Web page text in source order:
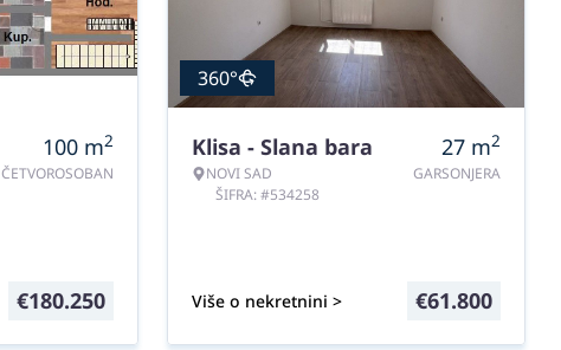
100 m2
ČETVOROSOBAN
€180.250
360°
Klisa - Slana bara
NOVI SAD
ŠIFRA: #534258
27 m2
GARSONJERA
Više o nekretnini > €61.800